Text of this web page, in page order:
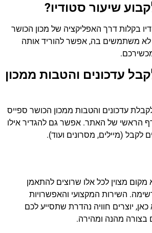
שיעור סטודיו?
בקלות דרך האפליקציה של מכון הכושר
לא משתמשים בה, אפשר להוריד אותה
עדכונים והטבות ממכון
עדכונים והטבות ממכון הכושר ספייס
הראשי של האתר. אפשר גם להגדיר אילו
לקבל (מיילים, מסרונים ועוד).
מקום מצוין לכל אלו שרוצים להתאמן
השירות המקצועי והאפשרויות
כאן, יוצרים חוויה נהדרת שתסייע לכם
בצורה מהנה ומהירה.